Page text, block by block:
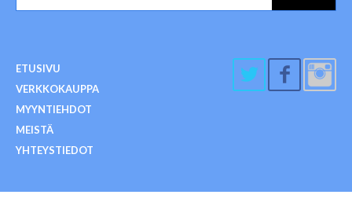
ETUSIVU
VERKKOKAUPPA
MYYNTIEHDOT
MEISTÄ
YHTEYSTIEDOT